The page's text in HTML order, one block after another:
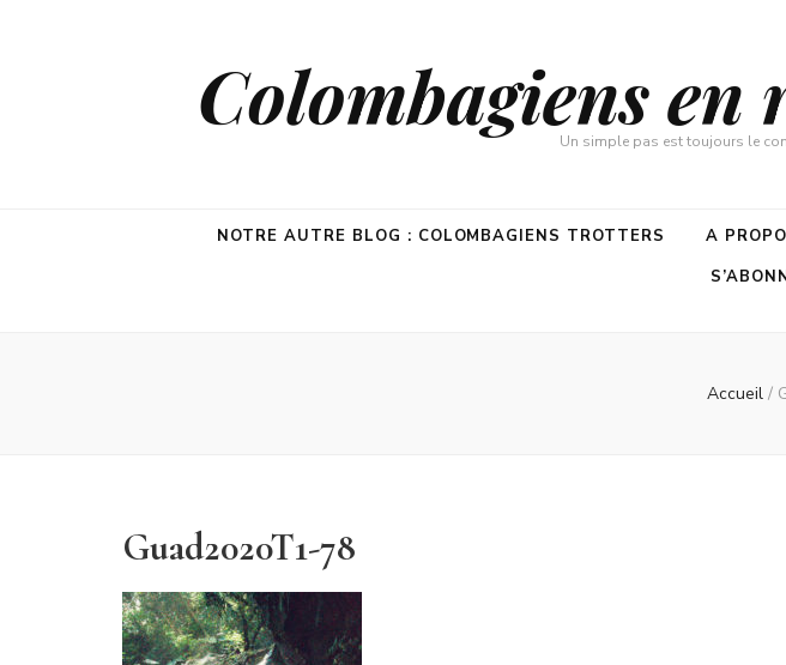
Colombagiens
Un simple pas est toujours le
NOTRE AUTRE BLOG : COLOMBAGIENS TROTTERS A
Accueil /
Guad2020T1-78